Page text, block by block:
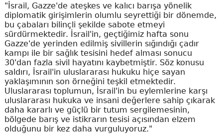
"İsrail, Gazze'de ateşkes ve kalıcı barışa yönelik
diplomatik girişimlerin olumlu seyrettiği bir dönemde,
bu çabaları bilinçli şekilde sabote etmeyi
sürdürmektedir. İsrail'in, geçtiğimiz hafta sonu
Gazze'de yerinden edilmiş sivillerin sığındığı çadır
kampı ile bir sağlık tesisini hedef alması sonucu
30'dan fazla sivil hayatını kaybetmiştir. Söz konusu
saldırı, İsrail'in uluslararası hukuku hiçe sayan
yaklaşımının son örneğini teşkil etmektedir.
Uluslararası toplumun, İsrail'in bu eylemlerine karşı
uluslararası hukuka ve insani değerlere sahip çıkarak
daha kararlı ve güçlü bir tutum sergilemesinin,
bölgede barış ve istikrarın tesisi açısından elzem
olduğunu bir kez daha vurguluyoruz."